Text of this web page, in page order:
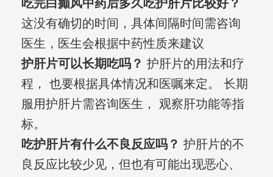
吃完白癲风中药后多久吃护肝片比较好？
这没有确切的时间，具体间隔时间需咨询
医生，医生会根据中药性质来建议
护肝片可以长期吃吗？ 护肝片的用法和疗
程， 也要根据具体情况和医嘱来定。 长期
服用护肝片需咨询医生， 观察肝功能等指
标。
吃护肝片有什么不良反应吗？ 护肝片的不
良反应比较少见，但也有可能出现恶心、